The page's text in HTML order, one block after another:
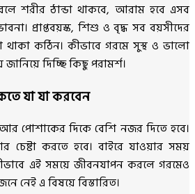
শরীর ঠান্ডা থাকবে, আরাম হবে এসব
প্রাপ্তবয়স্ক, শিশু ও বৃদ্ধ সব বয়সীদের
কঠিন। কীভাবে গরমে সুস্থ ও ভালো
দিচ্ছি কিছু পরামর্শ।
যা যা করবেন
পোশাকের দিকে বেশি নজর দিতে হবে।
চেষ্টা করতে হবে। বাইরে যাওয়ার সময়
এই সময়ে জীবনযাপন করলে গরমেও
নেই এ বিষয়ে বিস্তারিত।